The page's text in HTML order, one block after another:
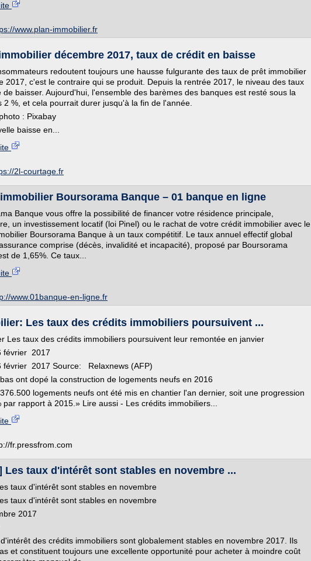
www.plan-immobilier.fr
décembre 2017, taux de crédit en baisse
redoutent toujours une hausse fulgurante des taux de prêt immobilier
2017, c'est le contraire qui se produit. Depuis la rentrée 2017, le niveau des taux
de baisser. Aujourd'hui, l'ensemble des barèmes des banques est resté sous la
2 %, et cela pourrait durer jusqu'à la fin de l'année.
: Pixabay
baisse en...
2l-courtage.fr
Boursorama Banque – 01 banque en ligne
Banque vous offre la possibilité de financer votre résidence principale,
un investissement locatif (loi Pinel) ou le rachat de votre crédit immobilier avec le
Boursorama Banque à un taux compétitif. Le taux annuel effectif global
comprise (décès, invalidité et incapacité), proposé par Boursorama
de 1,65%. Ce taux...
www.01banque-en-ligne.fr
Les taux des crédits immobiliers poursuivent ...
Les taux des crédits immobiliers poursuivent leur remontée en janvier
février 2017
février 2017 Source: Relaxnews (AFP)
ont dopé la construction de logements neufs en 2016
logements neufs ont été mis en chantier l'an dernier, soit une progression
par rapport à 2015.» Lire aussi - Les crédits immobiliers...
fr.pressfrom.com
Les taux d'intérêt sont stables en novembre ...
taux d'intérêt sont stables en novembre
taux d'intérêt sont stables en novembre
2017
des crédits immobiliers sont globalement stables en novembre 2017. Ils
et constituent toujours une excellente opportunité pour acheter à moindre coût